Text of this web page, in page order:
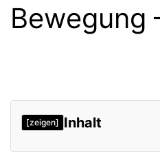
Bewegung
[zeigen] Inhalt